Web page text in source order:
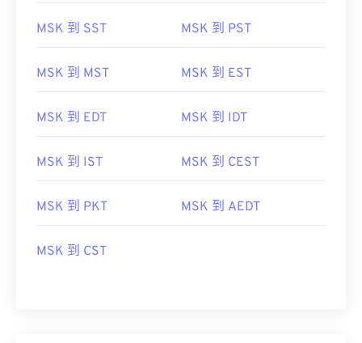
MSK 到 SST MSK 到 PST
MSK 到 MST MSK 到 EST
MSK 到 EDT MSK 到 IDT
MSK 到 IST MSK 到 CEST
MSK 到 PKT MSK 到 AEDT
MSK 到 CST